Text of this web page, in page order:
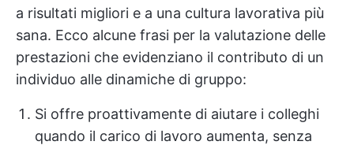
a risultati migliori e a una cultura lavorativa più
sana. Ecco alcune frasi per la valutazione delle
prestazioni che evidenziano il contributo di un
individuo alle dinamiche di gruppo:
Si offre proattivamente di aiutare i colleghi
quando il carico di lavoro aumenta, senza